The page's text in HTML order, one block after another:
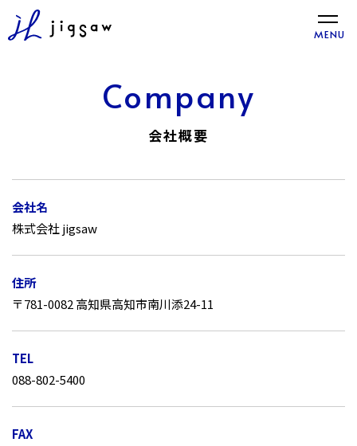
toggle
MENU
Company
会社概要
会社名
株式会社 jigsaw
住所
〒781-0082 高知県高知市南川添24-11
TEL
088-802-5400
FAX